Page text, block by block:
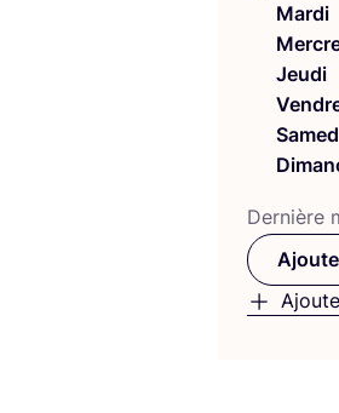
Mardi
Jeudi
Der­nière